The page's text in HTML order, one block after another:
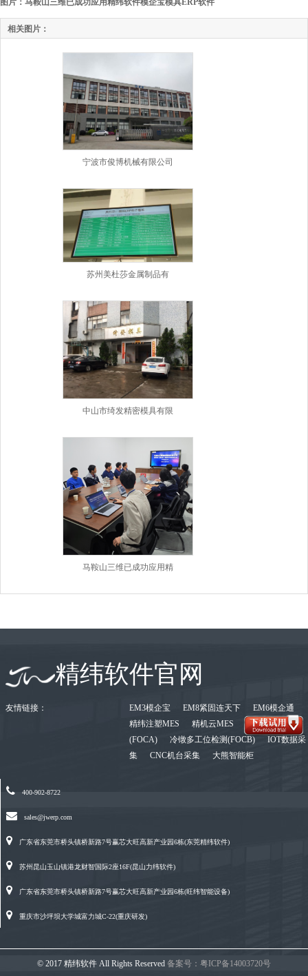
相关图片：
宁波市俊博机械有限公司
苏州美杜莎金属制品有
中山市绮发精密模具有限
马鞍山三维已成功应用精
精纬软件官网
友情链接： EM3模企宝 EM8紧固连天下
EM6模企通
精纬注塑MES
精机云MES
单工位检测
(FOCA)
冷镦多工位检测(FOCB)
IOT数据采
集
CNC机台采集 大熊智能柜
400-902-8722
sales@jwerp.com
广东省东莞市桥头镇桥新路7号赢芯大旺高新产业园6栋(东莞精纬软件)
苏州昆山玉山镇港龙财智国际2座16F(昆山力纬软件)
广东省东莞市桥头镇桥新路7号赢芯大旺高新产业园6栋(旺纬智能设备)
重庆市沙坪坝大学城富力城C-22(重庆研发)
© 2017 精纬软件 All Rights Reserved 备案号：粤ICP备14003720号